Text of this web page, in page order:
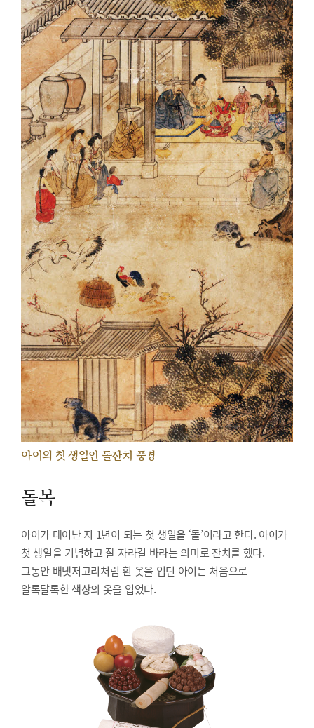
아이의 첫 생일인 돌잔치 풍경
돌복
아이가 태어난 지 1년이 되는 첫 생일을 ‘돌’이라고 한다. 아이가
첫 생일을 기념하고 잘 자라길 바라는 의미로 잔치를 했다.
그동안 배냇저고리처럼 흰 옷을 입던 아이는 처음으로
알록달록한 색상의 옷을 입었다.